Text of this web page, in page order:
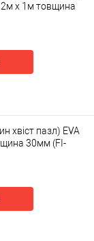
2м х 1м товщина
хвіст пазл) EVA
30мм (FI-